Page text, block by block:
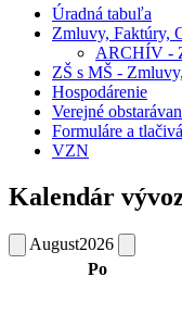
Úradná tabuľa
Zmluvy, Faktúry,
ARCHÍV -
ZŠ s MŠ -
Hospodárenie
Verejné
Formuláre a tlačivá
VZN
Kalendár
August2026
Po